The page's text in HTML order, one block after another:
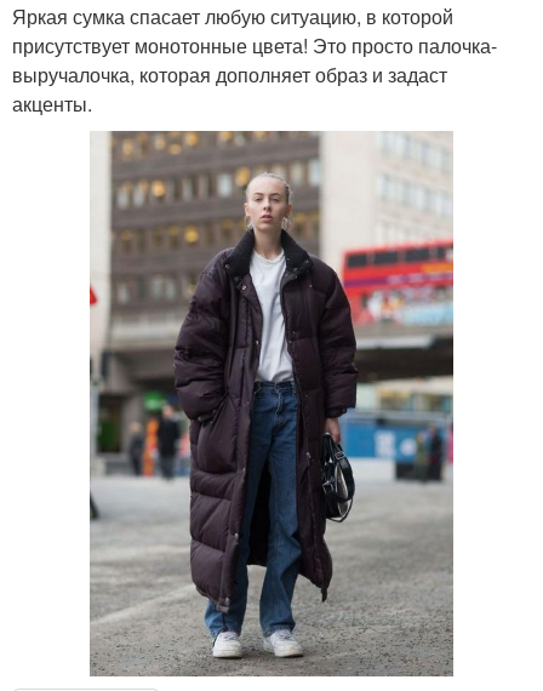
Яркая сумка спасает любую ситуацию, в которой
присутствует монотонные цвета! Это просто палочка-
выручалочка, которая дополняет образ и задаст
акценты.